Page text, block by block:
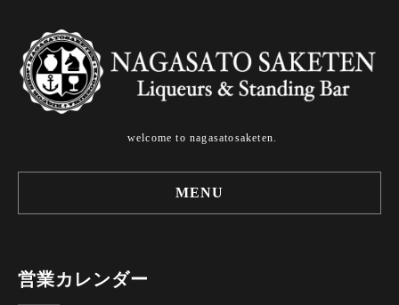
welcome to nagasatosaketen.
MENU
営業カレンダー